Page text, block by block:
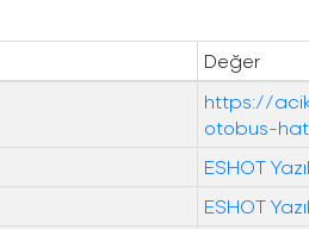
Değer
https://
otobus-
ESHOT
ESHOT